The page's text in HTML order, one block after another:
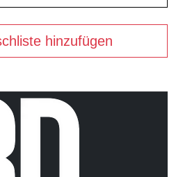
hinzufügen